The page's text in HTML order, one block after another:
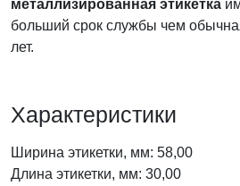
металлизированная этикетка
больший срок службы чем
лет.
Характеристики
Ширина этикетки, мм: 58,00
Длина этикетки, мм: 30,00